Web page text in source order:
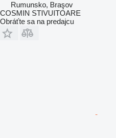
Rumunsko, Braşov
COSMIN STIVUITOARE
Obráťte sa na predajcu